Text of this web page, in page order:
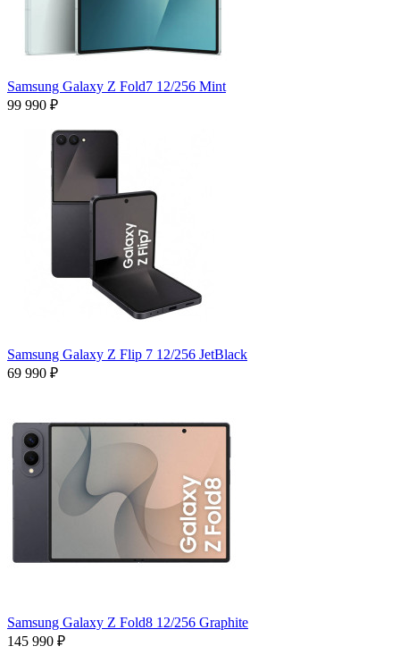
Samsung Galaxy Z Fold7 12/256 Mint
99 990 ₽
Samsung Galaxy Z Flip 7 12/256 JetBlack
69 990 ₽
Samsung Galaxy Z Fold8 12/256 Graphite
145 990 ₽